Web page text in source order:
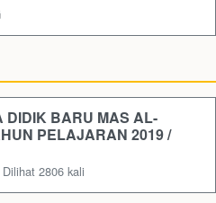
DIDIK BARU MAS AL-
PELAJARAN 2019 /
2806 kali